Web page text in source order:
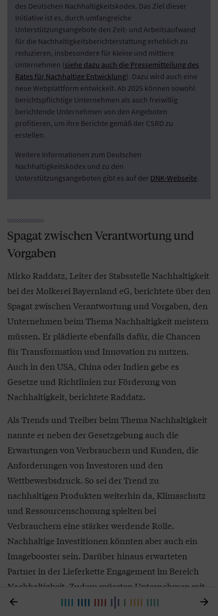
des Deutschen Nachhaltigkeitskodex. Das Ziel dieser
Initiative ist es, durch umfangreiche
Unterstützungsangebote den Zeit- und Arbeitsaufwand
für die Nachhaltigkeitsberichterstattung erheblich zu
reduzieren, insbesondere für kleine und mittlere
Unternehmen (siehe dazu auch die Pressemitteilung des
Rates für Nachhaltige Entwicklung). Dazu wird auch eine
neue Webplattform entwickelt. Ab 2025 können sowohl
berichtspflichtige Unternehmen als auch freiwillig
berichtende Unternehmen von den Angeboten
profitieren, um ihre Berichte gemäß der CSRD zu
erstellen.
Weitere Informationen zum Deutschen
Nachhaltigkeitskodex und zu den
Unterstützungsangeboten gibt es auf der DNK-Webseite.
Spagat zwischen Verantwortung und
Vorgaben
Mirko Raddatz, Leiter der Stabsstelle Nachhaltigkeit
bei der Molkerei Bayernland eG, berichtete über den
Spagat zwischen Verantwortung und Vorgaben, den
Unternehmen beim Thema Nachhaltigkeit meistern
müssen. Er plädierte ebenfalls dafür, die Chancen
für Transformation und Innovation zu nutzen.
Auch in den USA, China oder Indien gebe es
Gesetze und Richtlinien zur Förderung von
Nachhaltigkeit, berichtete Raddatz.
Als Trends und Treiber beim Thema Nachhaltigkeit
nannte er neben der Gesetzgebung auch die
Erwartungen von Verbrauchern und Kunden, die
Anforderungen von Investoren und den
Wettbewerbsdruck. So sei der Trend zu
nachhaltigen Produkten weiterhin da, Klimaschutz
und Ressourcenschonung spielten bei
Verbrauchern eine stärker werdende Rolle.
Nachhaltige Investitionen könnten aber auch ein
Imagebooster sein. Darüber hinaus erwarteten
Partner in der Lieferkette Engagement im Bereich
Nachhaltigkeit. Zudem müssten Unternehmen mit
dem Wettbewerb Schritt halten, wenn die
 